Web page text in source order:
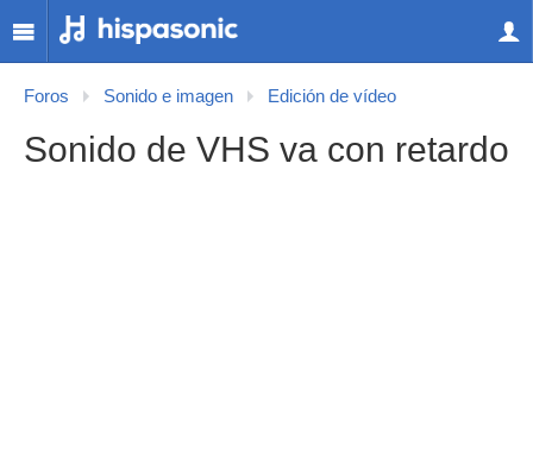
Foros Sonido e imagen Edición de vídeo
Sonido de VHS va con retardo